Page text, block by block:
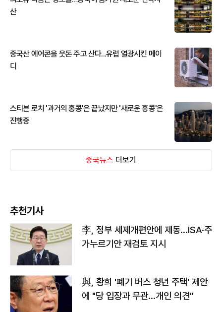
산
중국산 에어콘을 웃돈 주고 산다...유럽 열광시킨 메이
디
스티븐 로치 '과거의 홍콩'은 끝났지만 '새로운 홍콩'은
진행중
중국뉴스 더보기
추천기사
李, 정부 세제개편안에 제동…ISA·주
가누르기안 재검토 지시
與, 황희 '폐기 버스 청년 주택' 제안
에 "당 입장과 무관…개인 의견"